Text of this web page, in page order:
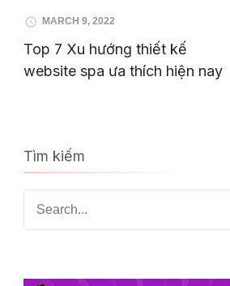
MARCH 9, 2022
Top 7 Xu hướng thiết kế
website spa ưa thích hiện nay
Tìm kiếm
Search
for: